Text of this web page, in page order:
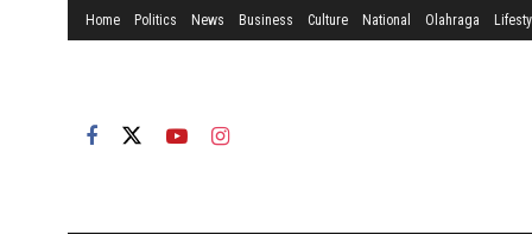
Home Politics News Business Culture National Olahraga